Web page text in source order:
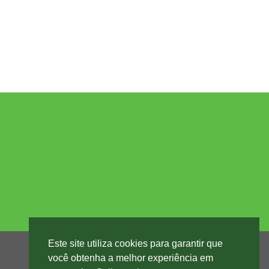
Este site utiliza cookies para garantir que
você obtenha a melhor experiência em